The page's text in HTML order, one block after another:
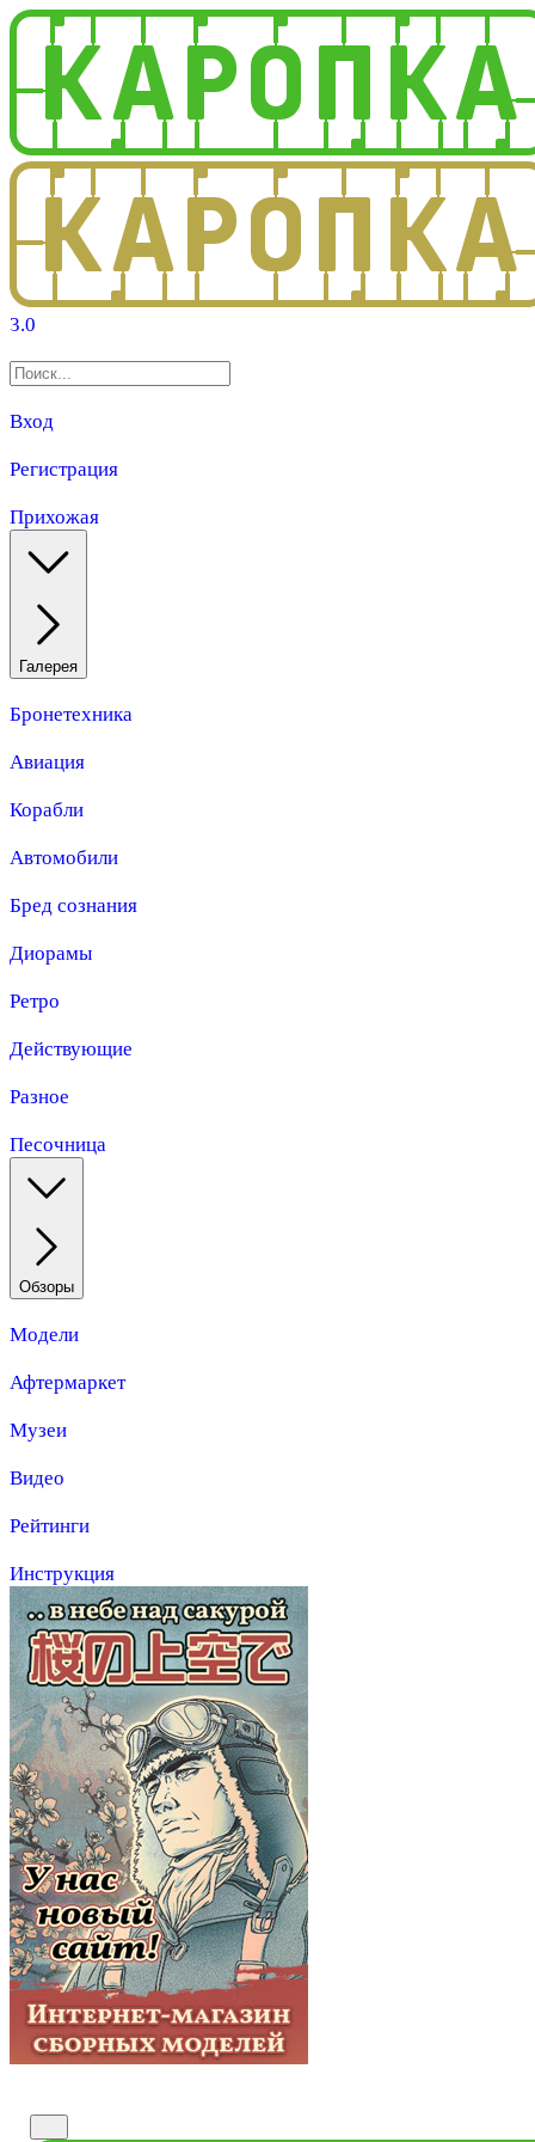
3.0
Вход
Регистрация
Прихожая
Галерея
Бронетехника
Авиация
Корабли
Автомобили
Бред сознания
Диорамы
Ретро
Действующие
Разное
Песочница
Обзоры
Модели
Афтермаркет
Музеи
Видео
Рейтинги
Инструкция